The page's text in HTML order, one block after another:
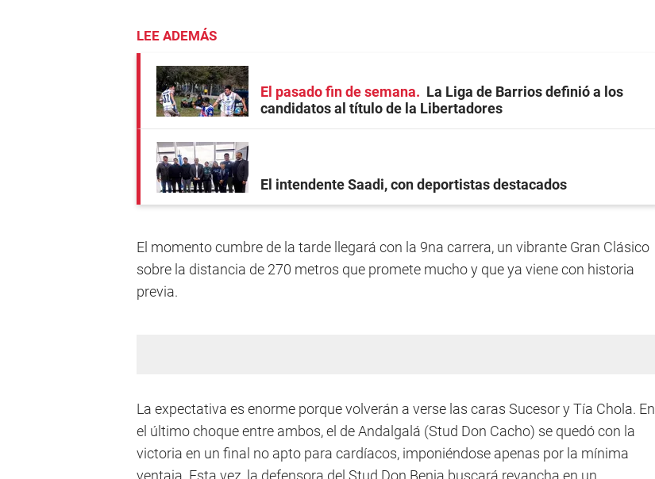
LEE ADEMÁS
El pasado fin de semana
La Liga de Barrios definió a los
candidatos al título de la Libertadores
El intendente Saadi, con deportistas destacados
El momento cumbre de la tarde llegará con la 9na carrera, un vibrante Gran Clásico
sobre la distancia de 270 metros que promete mucho y que ya viene con historia
previa.
La expectativa es enorme porque volverán a verse las caras Sucesor y Tía Chola. En
el último choque entre ambos, el de Andalgalá (Stud Don Cacho) se quedó con la
victoria en un final no apto para cardíacos, imponiéndose apenas por la mínima
ventaja. Esta vez, la defensora del Stud Don Benja buscará revancha en un